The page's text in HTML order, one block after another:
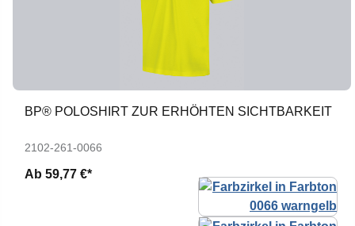
BP® POLOSHIRT ZUR ERHÖHTEN SICHTBARKEIT
2102-261-0066
Ab 59,77 €*